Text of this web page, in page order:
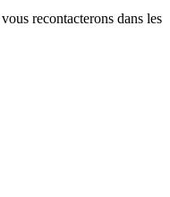
recontacterons dans les